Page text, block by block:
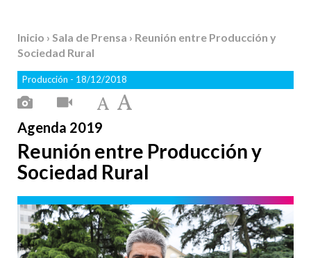
Inicio › Sala de Prensa › Reunión entre Producción y
Sociedad Rural
Producción - 18/12/2018
Agenda 2019
Reunión entre Producción y
Sociedad Rural